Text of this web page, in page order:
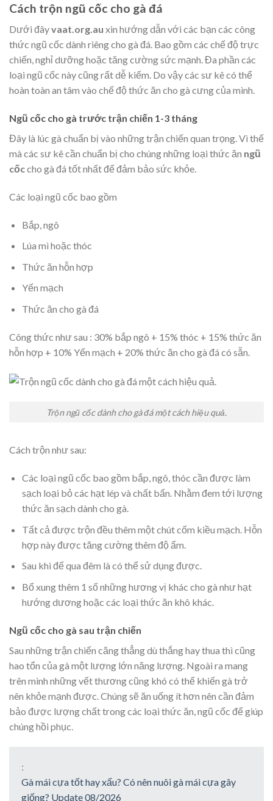
Cách trộn ngũ cốc cho gà đá
Dưới đâyvaat.org.au xin hướng dẫn với các bạn các công
thức ngũ cốc dành riêng cho gà đá. Bao gồm các chế độ trực
chiến, nghỉ dưỡng hoặc tăng cường sức mạnh. Đa phần các
loại ngũ cốc này cũng rất dễ kiếm. Do vậy các sư kê có thể
hoàn toàn an tâm vào chế độ thức ăn cho gà cưng của mình.
Ngũ cốc cho gà trước trận chiến 1-3 tháng
Đây là lúc gà chuẩn bị vào những trận chiến quan trọng. Vì thế
mà các sư kê cần chuẩn bị cho chúng những loại thức ăn ngũ
cốccho gà đá tốt nhất để đảm bảo sức khỏe.
Các loại ngũ cốc bao gồm
Bắp, ngô
Lúa mì hoặc thóc
Thức ăn hỗn hợp
Yến mạch
Thức ăn cho gà đá
Công thức như sau : 30% bắp ngô + 15% thóc + 15% thức ăn
hỗn hợp + 10% Yến mạch + 20% thức ăn cho gà đá có sẵn.
Trộn ngũ cốc dành cho gà đá một cách hiệu quả.
Cách trộn như sau:
Các loại ngũ cốc bao gồm bắp, ngô, thóc cần được làm
sạch loại bỏ các hạt lép và chất bẩn. Nhằm đem tới lượng
thức ăn sạch dành cho gà.
Tất cả được trộn đều thêm một chút cốm kiều mạch. Hỗn
hợp này được tăng cường thêm độ ẩm.
Sau khi để qua đêm là có thể sử dụng được.
Bổ xung thêm 1 số những hương vị khác cho gà như hạt
hướng dương hoặc các loại thức ăn khô khác.
Ngũ cốc cho gà sau trận chiến
Sau những trận chiến căng thẳng dù thắng hay thua thì cũng
hao tổn của gà một lượng lớn năng lượng. Ngoài ra mang
trên mình những vết thương cũng khó có thể khiến gà trở
nên khỏe mạnh được. Chúng sẽ ăn uống ít hơn nên cần đảm
bảo được lượng chất trong các loại thức ăn, ngũ cốc để giúp
chúng hồi phục.
:
Gà mái cựa tốt hay xấu? Có nên nuôi gà mái cựa gây
giống? Update 08/2026